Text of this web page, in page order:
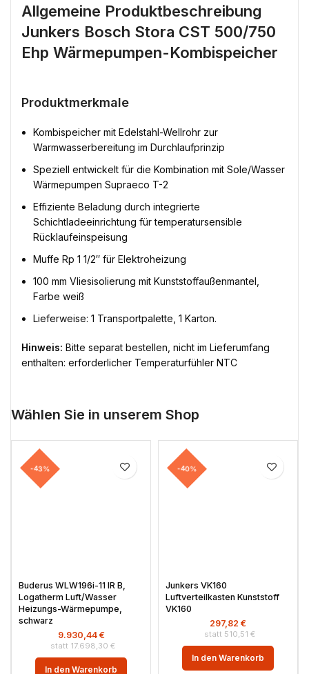
Allgemeine Produktbeschreibung
Junkers Bosch Stora CST 500/750
Ehp Wärmepumpen-Kombispeicher
Produktmerkmale
Kombispeicher mit Edelstahl-Wellrohr zur
Warmwasserbereitung im Durchlaufprinzip
Speziell entwickelt für die Kombination mit Sole/Wasser
Wärmepumpen Supraeco T-2
Effiziente Beladung durch integrierte
Schichtladeeinrichtung für temperatursensible
Rücklaufeinspeisung
Muffe Rp 1 1/2″ für Elektroheizung
100 mm Vliesisolierung mit Kunststoffaußenmantel,
Farbe weiß
Lieferweise: 1 Transportpalette, 1 Karton.
Hinweis: Bitte separat bestellen, nicht im Lieferumfang
enthalten: erforderlicher Temperaturfühler NTC
Wählen Sie in unserem Shop
-43%
Buderus WLW196i-11 IR B,
Logatherm Luft/Wasser
Heizungs-Wärmepumpe,
schwarz
17.698,30 €
9.930,44 €
In den Warenkorb
-40%
Junkers VK160
Luftverteilkasten Kunststoff
VK160
510,51 €
297,82 €
In den Warenkorb